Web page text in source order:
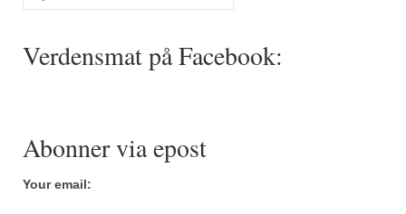
for:
Verdensmat på Facebook:
Abonner via epost
Your email: